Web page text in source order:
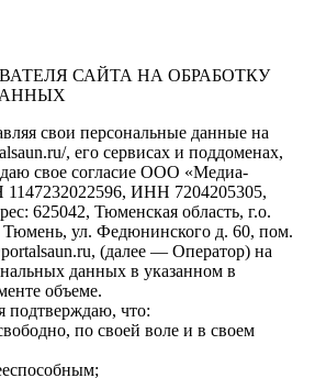
САЙТА НА ОБРАБОТКУ
свои персональные данные на
, его сервисах и поддоменах,
свое согласие ООО «Медиа-
ИНН 7204205305,
625042, Тюменская область, г.о.
ул. Федюнинского д. 60, пом.
(далее — Оператор) на
данных в указанном в
объеме.
подтверждаю, что:
по своей воле и в своем